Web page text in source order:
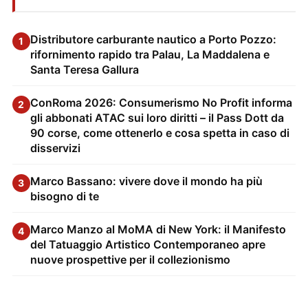
1
Distributore carburante nautico a Porto Pozzo:
rifornimento rapido tra Palau, La Maddalena e
Santa Teresa Gallura
2 ConRoma 2026: Consumerismo No Profit informa
gli abbonati ATAC sui loro diritti – il Pass Dott da
90 corse, come ottenerlo e cosa spetta in caso di
disservizi
3 Marco Bassano: vivere dove il mondo ha più
bisogno di te
4 Marco Manzo al MoMA di New York: il Manifesto
del Tatuaggio Artistico Contemporaneo apre
nuove prospettive per il collezionismo